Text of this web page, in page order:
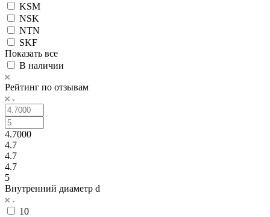
KSM
NSK
NTN
SKF
Показать все
В наличии
Рейтинг по отзывам
4.7000
4.7
4.7
4.7
5
Внутренний диаметр d
10